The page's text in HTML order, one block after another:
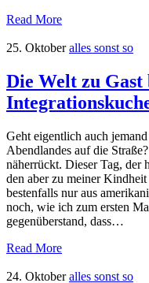
Read More
25. Oktober alles sonst so
Die Welt zu
Geht eigentlich auch
Abendlandes auf die
näherrückt. Dieser Tag, der
den aber zu meiner
bestenfalls nur aus
noch, wie ich zum ersten
gegenüberstand, dass…
Read More
24. Oktober alles sonst so